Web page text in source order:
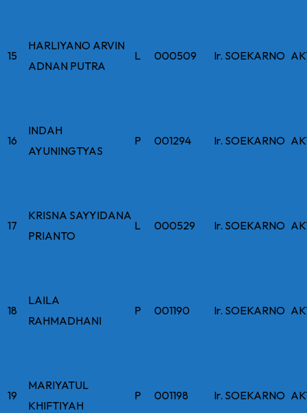
15
HARLIYANO ARVIN
ADNAN PUTRA
L 000509 Ir. SOEKARNO
16
INDAH
AYUNINGTYAS
P 001294 Ir. SOEKARNO
17
KRISNA SAYYIDANA
PRIANTO
L 000529 Ir. SOEKARNO
18
LAILA
RAHMADHANI
P 001190 Ir. SOEKARNO
19
MARIYATUL
KHIFTIYAH
P 001198 Ir. SOEKARNO